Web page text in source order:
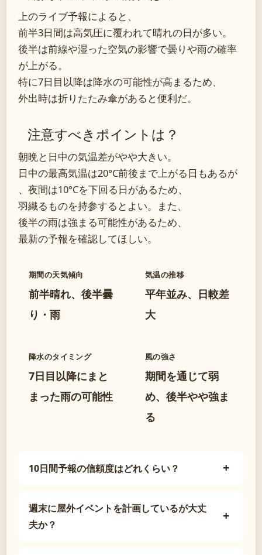
上のライブ予報によると、
前半3日間は高気圧に覆われて晴れの日が多い。
後半は前線や湿った空気の影響で曇りや雨の確率
が上がる。
特に7日目以降は降水の可能性が高まるため、
外出時は折りたたみ傘があると便利だ。
注意すべきポイントは？
朝晩と日中の気温差がやや大きい。
日中の最高気温は20°C前後まで上がる日もあるが
、夜間は10°Cを下回る日があるため、
羽織るものを持参するとよい。また、
後半の雨は強まる可能性があるため、
最新の予報を確認してほしい。
期間の天気傾向
前半晴れ、後半曇
り・雨
気温の推移
平年並み、日較差
大
降水のタイミング
7日目以降にまと
まった雨の可能性
風の強さ
期間を通じて弱
め、後半やや強ま
る
10日間予報の信頼度はどれくらい？
週末に屋外イベントを計画しているが大丈
夫か？